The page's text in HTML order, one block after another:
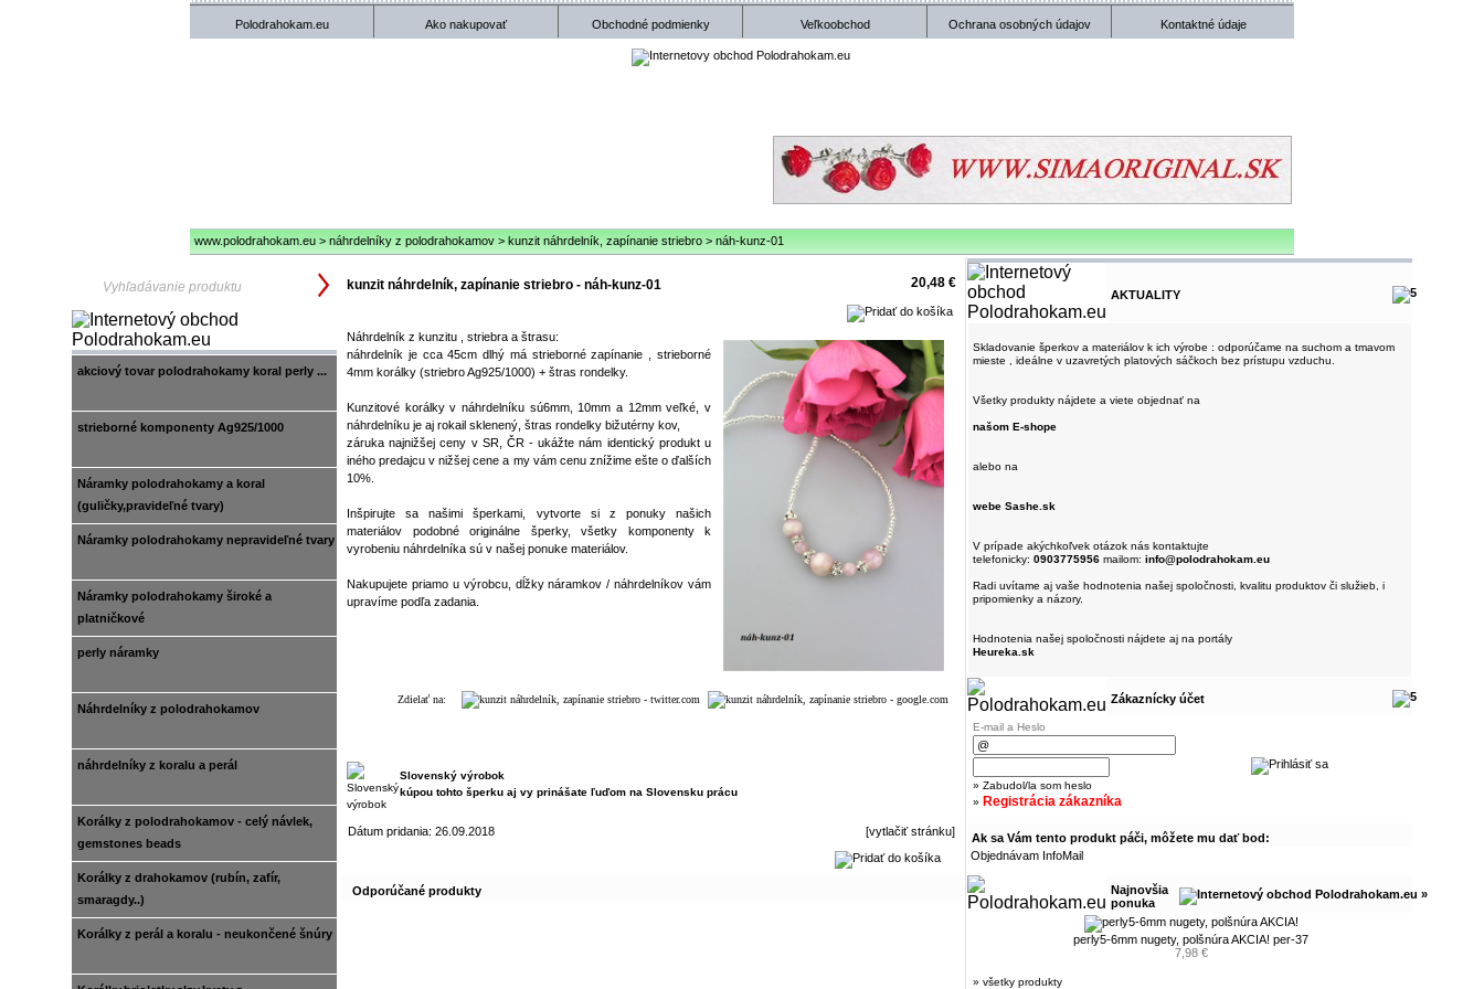
Polodrahokam.eu Ako nakupovať Obchodné podmienky Veľkoobchod Ochrana osobných údajov Kontaktné údaje
www.polodrahokam.eu > náhrdelníky z polodrahokamov > kunzit náhrdelník, zapínanie striebro > náh-kunz-01
akciový tovar polodrahokamy koral perly ...
strieborné komponenty Ag925/1000
Náramky polodrahokamy a koral
(guličky,pravideľné tvary)
Náramky polodrahokamy nepravideľné tvary
Náramky polodrahokamy široké a
platničkové
perly náramky
Náhrdelníky z polodrahokamov
náhrdelníky z koralu a perál
Korálky z polodrahokamov - celý návlek,
gemstones beads
Korálky z drahokamov (rubín, zafír,
smaragdy..)
Korálky z perál a koralu - neukončené šnúry
kunzit náhrdelník, zapínanie striebro - náh-kunz-01 20,48 €
Náhrdelník z kunzitu , striebra a štrasu:
náhrdelník je cca 45cm dlhý má strieborné zapínanie , strieborné
4mm korálky (striebro Ag925/1000) + štras rondelky.
Kunzitové korálky v náhrdelníku sú6mm, 10mm a 12mm veľké, v
náhrdelníku je aj rokail sklenený, štras rondelky bižutérny kov,
záruka najnižšej ceny v SR, ČR - ukážte nám identický produkt u
iného predajcu v nižšej cene a my vám cenu znížime ešte o ďalších
10%.
Inšpirujte sa našimi šperkami, vytvorte si z ponuky našich
materiálov podobné originálne šperky, všetky komponenty k
vyrobeniu náhrdelníka sú v našej ponuke materiálov.
Nakupujete priamo u výrobcu, dĺžky náramkov / náhrdelníkov vám
upravíme podľa zadania.
Zdielať na:
Slovenský výrobok
kúpou tohto šperku aj vy prinášate ľuďom na Slovensku prácu
Dátum pridania: 26.09.2018 [vytlačiť stránku]
Odporúčané produkty
AKTUALITY
Skladovanie šperkov a materiálov k ich výrobe : odporúčame na suchom a tmavom
mieste , ideálne v uzavretých platových sáčkoch bez prístupu vzduchu.
Všetky produkty nájdete a viete objednať na
našom E-shope
alebo na
webe Sashe.sk
V prípade akýchkoľvek otázok nás kontaktujte
telefonicky: 0903775956 mailom: info@polodrahokam.eu
Radi uvítame aj vaše hodnotenia našej spoločnosti, kvalitu produktov či služieb, i
pripomienky a názory.
Hodnotenia našej spoločnosti nájdete aj na portály
Heureka.sk
Zákaznícky účet
E-mail a Heslo
» Zabudol/la som heslo
» Registrácia zákazníka
Ak sa Vám tento produkt páči, môžete mu dať bod:
Objednávam InfoMail
Najnovšia
ponuka
perly5-6mm nugety, polšnúra AKCIA! per-37
7,98 €
» všetky produkty